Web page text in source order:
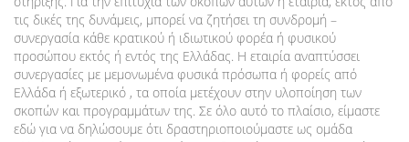
τις δικές της δυνάμεις, μπορεί να ζητήσει τη συνδρομή –
συνεργασία κάθε κρατικού ή ιδιωτικού φορέα ή φυσικού
προσώπου εκτός ή εντός της Ελλάδας. Η εταιρία αναπτύσσει
συνεργασίες με μεμονωμένα φυσικά πρόσωπα ή φορείς από
Ελλάδα ή εξωτερικό , τα οποία μετέχουν στην υλοποίηση των
σκοπών και προγραμμάτων της. Σε όλο αυτό το πλαίσιο, είμαστε
εδώ για να δηλώσουμε ότι δραστηριοποιούμαστε ως ομάδα